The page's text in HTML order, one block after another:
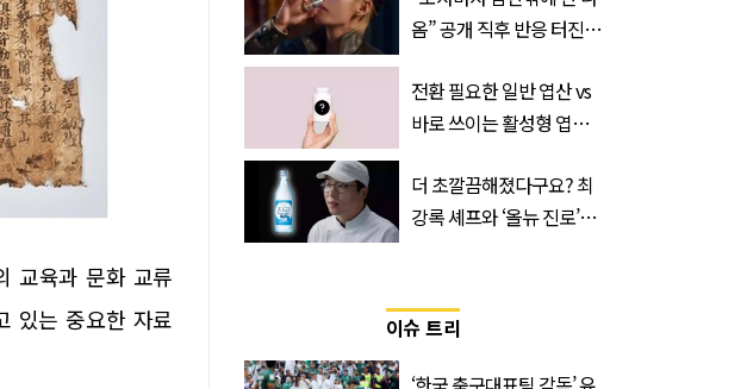
교육과 문화 교류
있는 중요한 자료
옴” 공개 직후 반응 터진
전환 필요한 일반 엽산 vs
바로 쓰이는 활성형 엽
‘Quatrefolic®’ 주목
더 초깔끔해졌다구요? 최
강록 셰프와 ‘올뉴 진로’의
이슈 트리